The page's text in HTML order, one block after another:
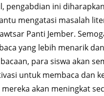
pengabdian ini
mengatasi masalah
Panti Jember.
yang lebih menarik
para siswa akan
untuk membaca dan
akan meningkat